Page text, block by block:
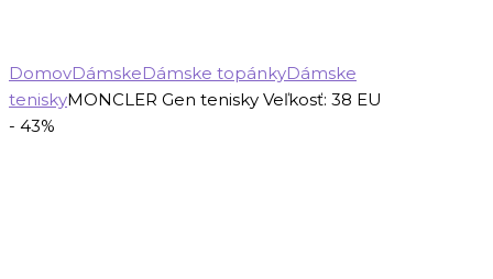
DomovDámskeDámske topánkyDámske
teniskyMONCLER Gen tenisky Veľkosť: 38 EU
- 43%